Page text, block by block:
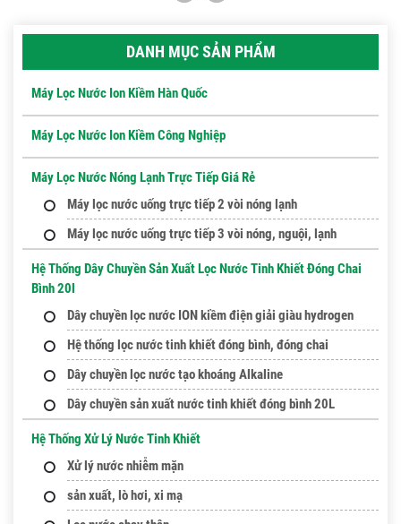
DANH MỤC SẢN PHẨM
Máy Lọc Nước Ion Kiềm Hàn Quốc
Máy Lọc Nước Ion Kiềm Công Nghiệp
Máy Lọc Nước Nóng Lạnh Trực Tiếp Giá Rẻ
Máy lọc nước uống trực tiếp 2 vòi nóng lạnh
Máy lọc nước uống trực tiếp 3 vòi nóng, nguội, lạnh
Hệ Thống Dây Chuyền Sản Xuất Lọc Nước Tinh Khiết Đóng Chai
Bình 20l
Dây chuyền lọc nước ION kiềm điện giải giàu hydrogen
Hệ thống lọc nước tinh khiết đóng bình, đóng chai
Dây chuyền lọc nước tạo khoáng Alkaline
Dây chuyền sản xuất nước tinh khiết đóng bình 20L
Hệ Thống Xử Lý Nước Tinh Khiết
Xử lý nước nhiễm mặn
sản xuất, lò hơi, xi mạ